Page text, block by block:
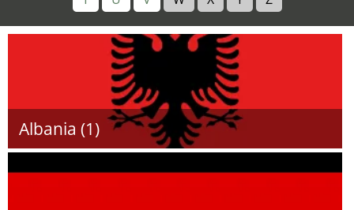
Albania (1)